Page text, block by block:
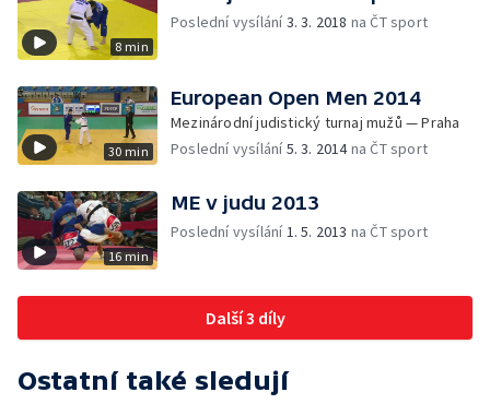
8 min
Poslední vysílání3. 3. 2018 na ČT sport
30 min
European Open Men 2014
Mezinárodní judistický turnaj mužů — Praha
Poslední vysílání5. 3. 2014na ČT sport
16 min
ME v judu 2013
Poslední vysílání1. 5. 2013 na ČT sport
Další 3 díly
Ostatní také sledují